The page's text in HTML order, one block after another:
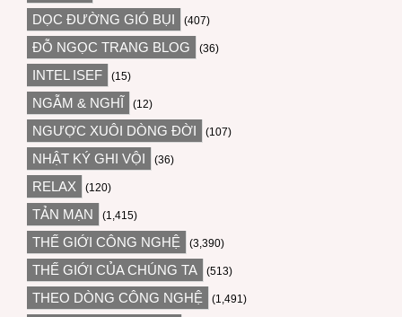
DỌC ĐƯỜNG GIÓ BỤI (407)
ĐỖ NGỌC TRANG BLOG (36)
INTEL ISEF (15)
NGẪM & NGHĨ (12)
NGƯỢC XUÔI DÒNG ĐỜI (107)
NHẬT KÝ GHI VỘI (36)
RELAX (120)
TẢN MẠN (1,415)
THẾ GIỚI CÔNG NGHỆ (3,390)
THẾ GIỚI CỦA CHÚNG TA (513)
THEO DÒNG CÔNG NGHỆ (1,491)